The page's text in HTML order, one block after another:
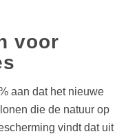
voor
aan dat het nieuwe
die de natuur op
vindt dat uit